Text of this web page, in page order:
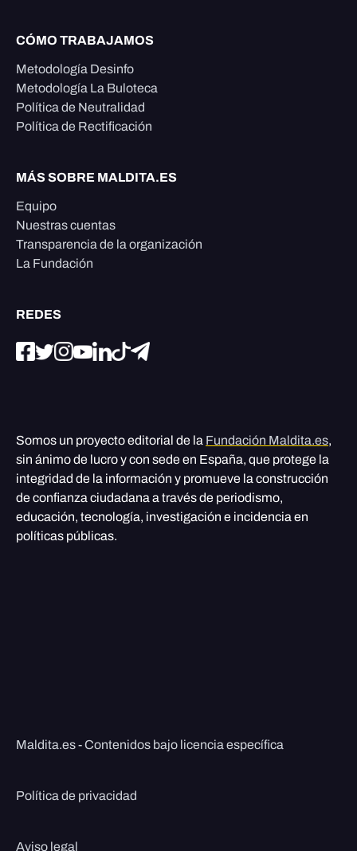
CÓMO TRABAJAMOS
Metodología Desinfo
Metodología La Buloteca
Política de Neutralidad
Política de Rectificación
MÁS SOBRE MALDITA.ES
Equipo
Nuestras cuentas
Transparencia de la organización
La Fundación
REDES
Somos un proyecto editorial de la Fundación Maldita.es,
sin ánimo de lucro y con sede en España, que protege la
integridad de la información y promueve la construcción
de confianza ciudadana a través de periodismo,
educación, tecnología, investigación e incidencia en
políticas públicas.
Maldita.es - Contenidos bajo licencia específica
Política de privacidad
Aviso legal